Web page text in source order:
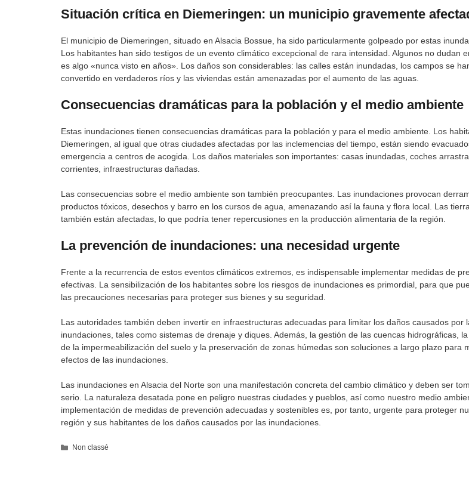
Situación crítica en Diemeringen: un municipio gravemente
El municipio de Diemeringen, situado en Alsacia Bossue, ha sido particularmente golpeado por estas
Los habitantes han sido testigos de un evento climático excepcional de rara intensidad. Algunos no dudan
es algo «nunca visto en años». Los daños son considerables: las calles están inundadas, los campos se
convertido en verdaderos ríos y las viviendas están amenazadas por el aumento de las aguas.
Consecuencias dramáticas para la población y el medio ambiente
Estas inundaciones tienen consecuencias dramáticas para la población y para el medio ambiente. Los
Diemeringen, al igual que otras ciudades afectadas por las inclemencias del tiempo, están siendo
emergencia a centros de acogida. Los daños materiales son importantes: casas inundadas, coches
corrientes, infraestructuras dañadas.
Las consecuencias sobre el medio ambiente son también preocupantes. Las inundaciones provocan
productos tóxicos, desechos y barro en los cursos de agua, amenazando así la fauna y flora local. Las
también están afectadas, lo que podría tener repercusiones en la producción alimentaria de la región.
La prevención de inundaciones: una necesidad urgente
Frente a la recurrencia de estos eventos climáticos extremos, es indispensable implementar medidas de
efectivas. La sensibilización de los habitantes sobre los riesgos de inundaciones es primordial, para que
las precauciones necesarias para proteger sus bienes y su seguridad.
Las autoridades también deben invertir en infraestructuras adecuadas para limitar los daños causados por
inundaciones, tales como sistemas de drenaje y diques. Además, la gestión de las cuencas hidrográficas,
de la impermeabilización del suelo y la preservación de zonas húmedas son soluciones a largo plazo para
efectos de las inundaciones.
Las inundaciones en Alsacia del Norte son una manifestación concreta del cambio climático y deben ser
serio. La naturaleza desatada pone en peligro nuestras ciudades y pueblos, así como nuestro medio
implementación de medidas de prevención adecuadas y sostenibles es, por tanto, urgente para proteger
región y sus habitantes de los daños causados por las inundaciones.
Categorías
Non classé